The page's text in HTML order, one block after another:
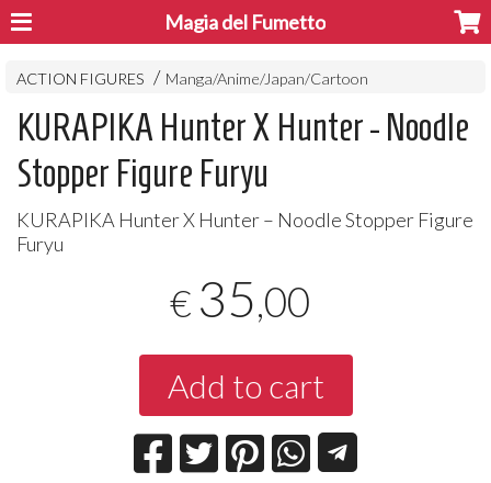
Magia del Fumetto
ACTION FIGURES Manga/Anime/Japan/Cartoon
KURAPIKA Hunter X Hunter - Noodle
Stopper Figure Furyu
KURAPIKA Hunter X Hunter – Noodle Stopper Figure
Furyu
€ 35,00
Add to cart